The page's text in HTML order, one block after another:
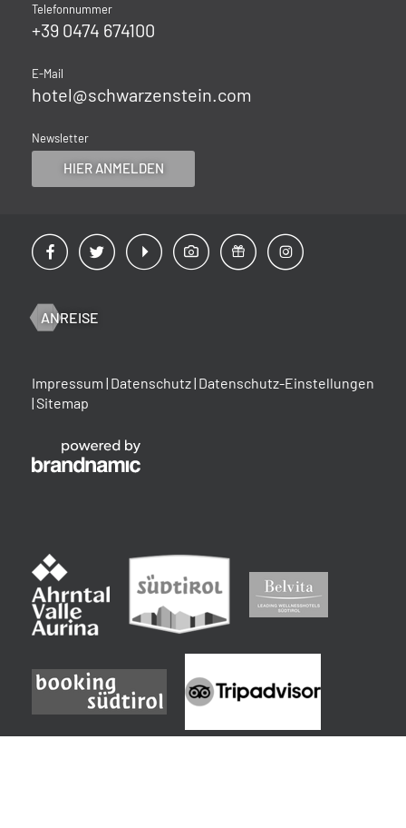
ANREISE
Impressum | Datenschutz| Datenschutz-Einstellungen
|Sitemap
Telefonnummer
+39 0474 674100
E-Mail
hotel@schwarzenstein.com
Newsletter
HIER ANMELDEN